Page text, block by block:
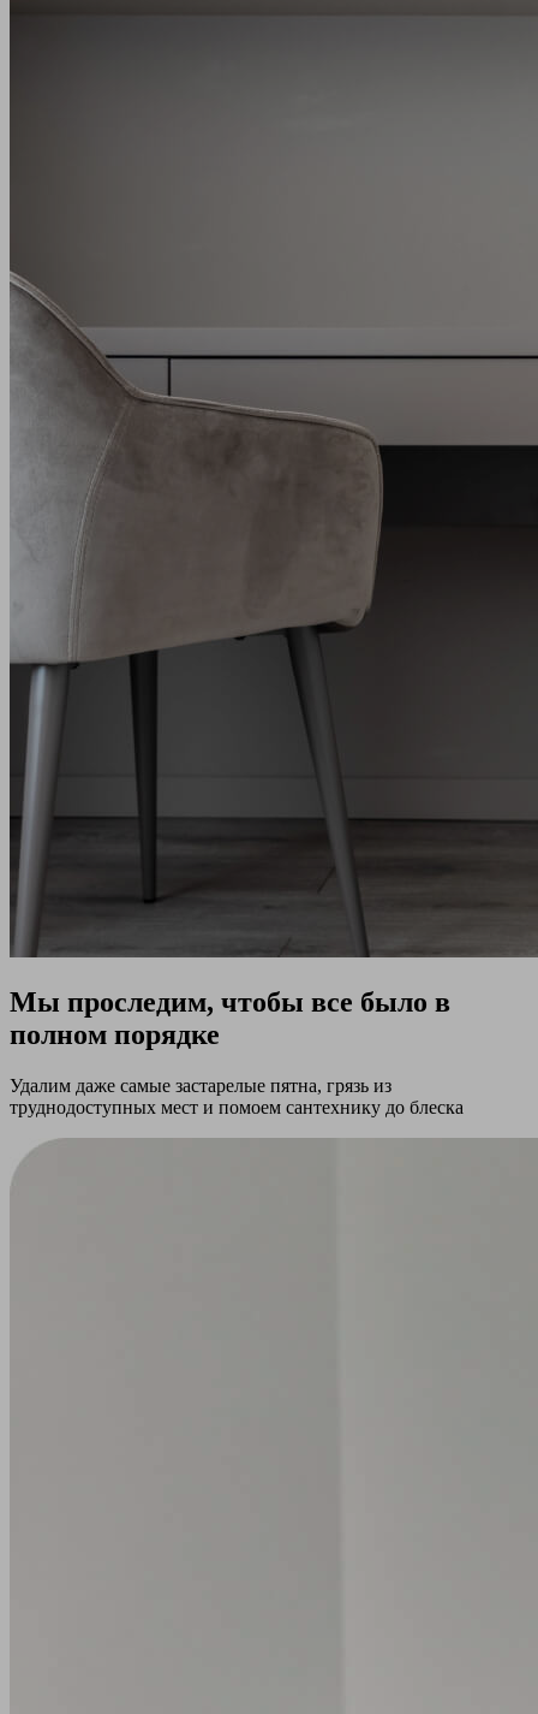
Мы проследим, чтобы все было в
полном порядке
Удалим даже самые застарелые пятна, грязь из
труднодоступных мест и помоем сантехнику до блеска